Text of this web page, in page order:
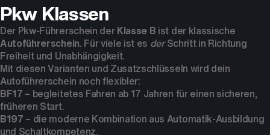
Pkw Klassen
Der Pkw-Führerschein derKlasse B ist der klassische
Autoführerschein. Für viele ist es derSchritt in Richtung
Freiheit und Unabhängigkeit.
Mit diesen Varianten und Zusatzschlüsseln wird dein
Autoführerschein noch flexibler:
BF17 – begleitetes Fahren ab 17 Jahren für einen sicheren,
früheren Start.
B197 – die moderne Kombination aus Automatik-Ausbildung
und Schaltkompetenz.